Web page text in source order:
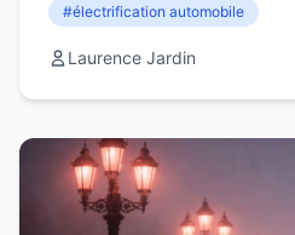
#électrification automobile
Laurence Jardin